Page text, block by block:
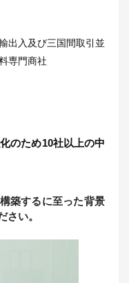
出入及び三国間取引並
専門商社
のため10社以上の中
築するに至った背景
さい。